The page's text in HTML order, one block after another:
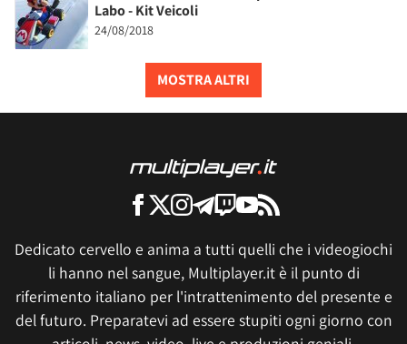
Labo - Kit Veicoli
24/08/2018
MOSTRA ALTRI
Dedicato cervello e anima a tutti quelli che i videogiochi
li hanno nel sangue, Multiplayer.it è il punto di
riferimento italiano per l'intrattenimento del presente e
del futuro. Preparatevi ad essere stupiti ogni giorno con